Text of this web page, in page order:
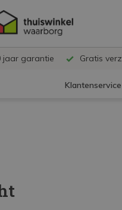
jaar garantie Gratis
Klantenservice